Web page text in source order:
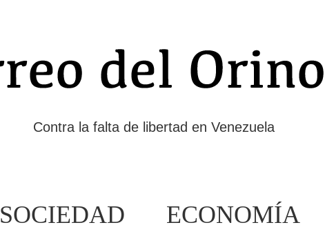
Contra la falta de libertad en Venezuela
SOCIEDAD ECONOMÍA